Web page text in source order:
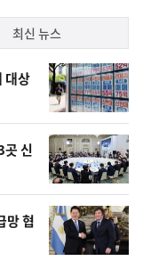
락
최신 뉴스
대상
신
망 협